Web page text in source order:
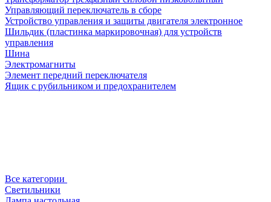
Управляющий переключатель в сборе
Устройство управления и защиты двигателя электронное
Шильдик (пластинка маркировочная) для устройств
управления
Шина
Электромагниты
Элемент передний переключателя
Ящик с рубильником и предохранителем
Все категории
Светильники